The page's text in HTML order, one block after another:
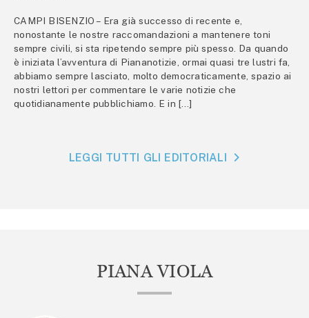
CAMPI BISENZIO – Era già successo di recente e,
nonostante le nostre raccomandazioni a mantenere toni
sempre civili, si sta ripetendo sempre più spesso. Da quando
è iniziata l’avventura di Piananotizie, ormai quasi tre lustri fa,
abbiamo sempre lasciato, molto democraticamente, spazio ai
nostri lettori per commentare le varie notizie che
quotidianamente pubblichiamo. E in […]
LEGGI TUTTI GLI EDITORIALI
PIANA VIOLA